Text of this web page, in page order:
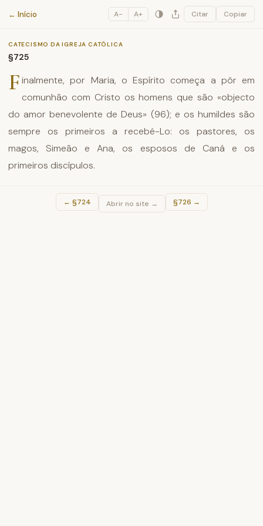
Catecismo da Igreja Católica
← Início A− A+ Citar Copiar
CATECISMO DA IGREJA CATÓLICA
§725
Finalmente, por Maria, o Espírito começa a pôr em
comunhão com Cristo os homens que são «objecto
do amor benevolente de Deus» (96); e os humildes são
sempre os primeiros a recebé-Lo: os pastores, os
magos, Simeão e Ana, os esposos de Caná e os
primeiros discípulos.
← §724 Abrir no site → §726 →